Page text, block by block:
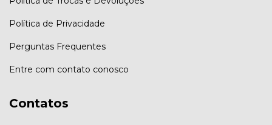
Política de Privacidade
Perguntas Frequentes
Entre com contato conosco
Contatos